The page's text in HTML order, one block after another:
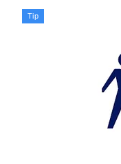
Tip